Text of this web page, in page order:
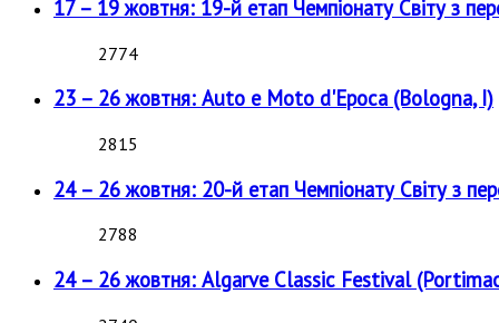
17 – 19 жовтня: 19-й етап Чемпіонату Світу з
2774
23 – 26 жовтня: Auto e Moto d'Epoca (Bologna, I)
2815
24 – 26 жовтня: 20-й етап Чемпіонату Світу з
2788
24 – 26 жовтня: Algarve Classic Festival